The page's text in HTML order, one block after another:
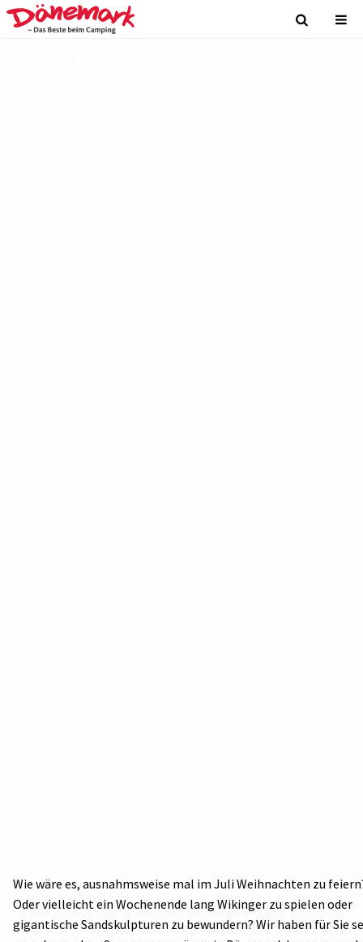
Wie wäre es, ausnahmsweise mal im Juli Weihnachten zu
Oder vielleicht ein Wochenende lang Wikinger zu spielen oder
gigantische Sandskulpturen zu bewundern? Wir haben für Sie